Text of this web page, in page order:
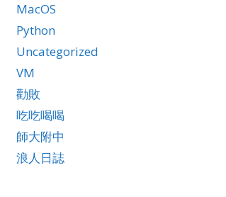
MacOS
Python
Uncategorized
VM
勸敗
吃吃喝喝
師大附中
浪人日誌